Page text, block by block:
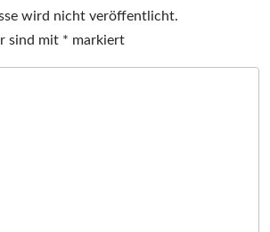
wird nicht veröffentlicht.
sind mit * markiert